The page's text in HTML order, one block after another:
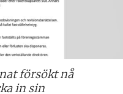
försökt nå
in sin